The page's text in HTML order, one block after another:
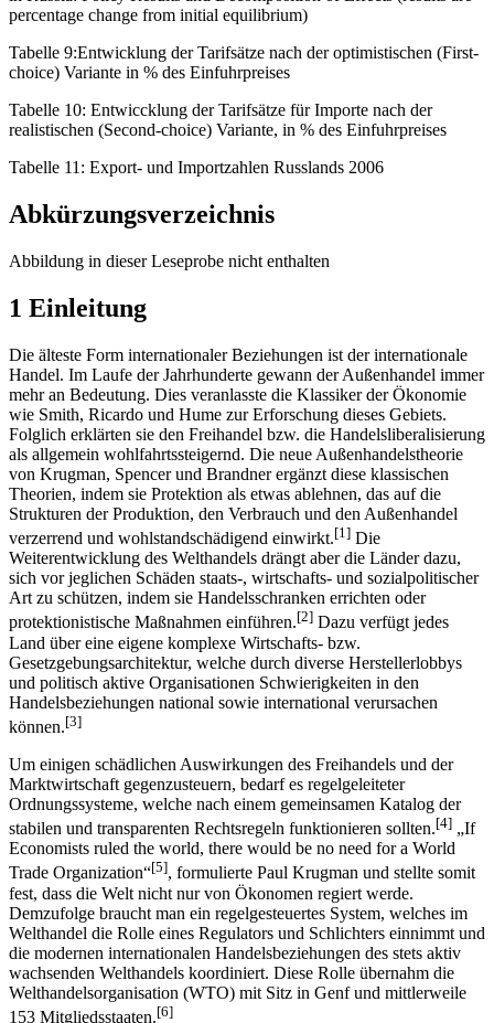
in Russia: Policy Results and Decomposition of Effects (results are
Tabelle 9:Entwicklung der Tarifsätze nach der optimistischen (First-
Tabelle 10: Entwiccklung der Tarifsätze für Importe nach der
Abkürzungsverzeichnis
1 Einleitung
Die älteste Form internationaler Beziehungen ist der internationale
Handel. Im Laufe der Jahrhunderte gewann der Außenhandel immer
mehr an Bedeutung. Dies veranlasste die Klassiker der Ökonomie
wie Smith, Ricardo und Hume zur Erforschung dieses Gebiets.
Folglich erklärten sie den Freihandel bzw. die Handelsliberalisierung
als allgemein wohlfahrtssteigernd. Die neue Außenhandelstheorie
von Krugman, Spencer und Brandner ergänzt diese klassischen
Theorien, indem sie Protektion als etwas ablehnen, das auf die
Strukturen der Produktion, den Verbrauch und den Außenhandel
verzerrend und wohlstandschädigend einwirkt.[1]Die
Weiterentwicklung des Welthandels drängt aber die Länder dazu,
sich vor jeglichen Schäden staats-, wirtschafts- und sozialpolitischer
Art zu schützen, indem sie Handelsschranken errichten oder
protektionistische Maßnahmen einführen.[2]Dazu verfügt jedes
Land über eine eigene komplexe Wirtschafts- bzw.
Gesetzgebungsarchitektur, welche durch diverse Herstellerlobbys
und politisch aktive Organisationen Schwierigkeiten in den
Handelsbeziehungen national sowie international verursachen
Um einigen schädlichen Auswirkungen des Freihandels und der
Marktwirtschaft gegenzusteuern, bedarf es regelgeleiteter
Ordnungssysteme, welche nach einem gemeinsamen Katalog der
stabilen und transparenten Rechtsregeln funktionieren sollten.[4]„If
Economists ruled the world, there would be no need for a World
Trade Organization“ [5], formulierte Paul Krugman und stellte somit
fest, dass die Welt nicht nur von Ökonomen regiert werde.
Demzufolge braucht man ein regelgesteuertes System, welches im
Welthandel die Rolle eines Regulators und Schlichters einnimmt und
die modernen internationalen Handelsbeziehungen des stets aktiv
wachsenden Welthandels koordiniert. Diese Rolle übernahm die
Welthandelsorganisation (WTO) mit Sitz in Genf und mittlerweile